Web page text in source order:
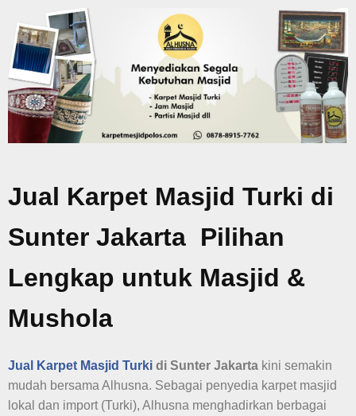
Jual Karpet Masjid Turki di
Sunter Jakarta Pilihan
Lengkap untuk Masjid &
Mushola
Jual Karpet Masjid Turki di Sunter Jakarta kini semakin
mudah bersama Alhusna. Sebagai penyedia karpet masjid
lokal dan import (Turki), Alhusna menghadirkan berbagai